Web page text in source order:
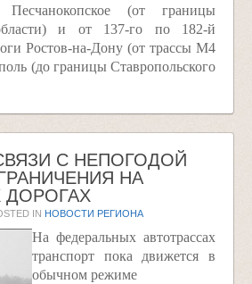
(от границы
и от 137-го по 182-й
Ростов-на-Дону (от трассы М4
(до границы Ставропольского
С НЕПОГОДОЙ
НА
ДОРОГАХ
IN НОВОСТИ РЕГИОНА
На федеральных автотрассах
транспорт пока движется в
обычном режиме